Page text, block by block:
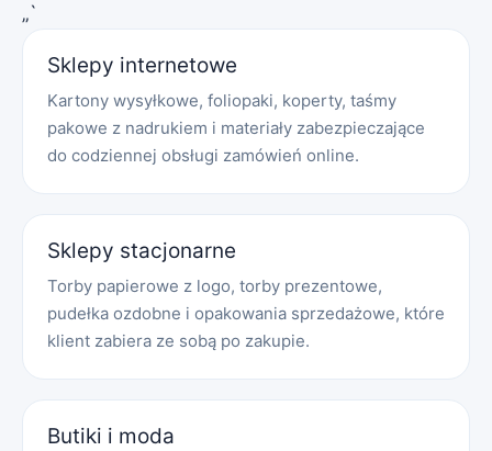
„`
Sklepy internetowe
Kartony wysyłkowe, foliopaki, koperty, taśmy
pakowe z nadrukiem i materiały zabezpieczające
do codziennej obsługi zamówień online.
Sklepy stacjonarne
Torby papierowe z logo, torby prezentowe,
pudełka ozdobne i opakowania sprzedażowe, które
klient zabiera ze sobą po zakupie.
Butiki i moda